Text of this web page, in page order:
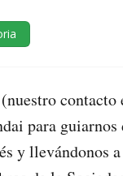
contacto
para
y llevándonos